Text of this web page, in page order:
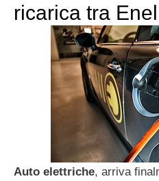
ricarica tra
Auto elettriche, arriva